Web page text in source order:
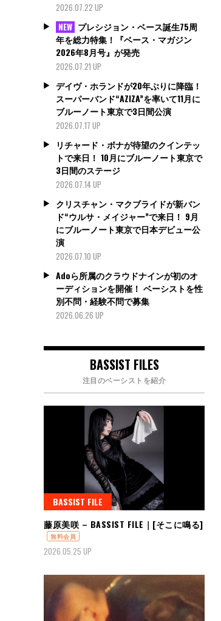
2026.07.22 UP
NEW プレシジョン・ベース誕生75周
年を総力特集！『ベース・マガジン
2026年8月号』が発売
2026.07.21 UP
デイヴ・ホランドが20年ぶりに降臨！
スーパーバンド“AZIZA”を率いて11月に
ブルーノート東京で3日間公演
2026.07.17 UP
リチャード・ボナが待望のクインテッ
トで来日！ 10月にブルーノート東京で
3日間のステージ
2026.07.14 UP
クリスチャン・マクブライドが新バン
ド“ウルサ・メイジャー”で来日！ 9月
にブルーノート東京で日本デビュー公
演
2026.07.10 UP
Adoら所属のクラウドナインが初のオ
ーディションを開催！ ベーシストを性
別不問・経験不問で募集
2026.06.26 UP
BASSIST FILES
注目のベーシストを紹介
BASSIST FILE
藤原美咲 – BASSIST FILE｜[そこに鳴る]
無料会員
2026.05.25 UP